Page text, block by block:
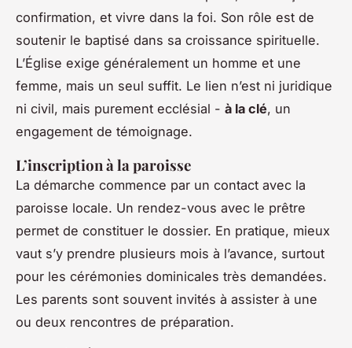
confirmation, et vivre dans la foi. Son rôle est de
soutenir le baptisé dans sa croissance spirituelle.
L’Église exige généralement un homme et une
femme, mais un seul suffit. Le lien n’est ni juridique
ni civil, mais purement ecclésial - à la clé, un
engagement de témoignage.
L’inscription à la paroisse
La démarche commence par un contact avec la
paroisse locale. Un rendez-vous avec le prêtre
permet de constituer le dossier. En pratique, mieux
vaut s’y prendre plusieurs mois à l’avance, surtout
pour les cérémonies dominicales très demandées.
Les parents sont souvent invités à assister à une
ou deux rencontres de préparation.